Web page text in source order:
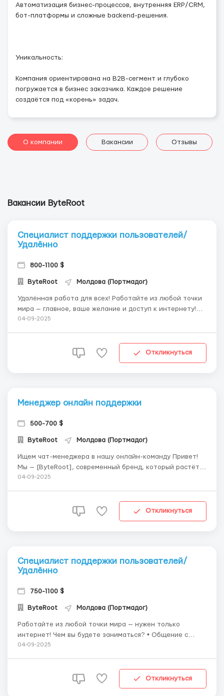
Автоматизация бизнес-процессов, внутренняя ERP/CRM,
бот-платформы и сложные backend-решения.
Уникальность:
Компания ориентирована на В2В-сегмент и глубоко
погружается в бизнес заказчика. Каждое решение
создаётся под «корень» задач.
О компании Вакансии Отзывы
Вакансии ByteRoot
Специалист поддержки пользователей/
Удалённо
800-1100 $
ByteRoot Молдова (Портмадог)
Удалённая работа для всех! Работайте из любой точки
мира — главное, ваше желание и доступ к интернету!
Опыт не требуется — всему обучим. Гибкий график и
-Стабильный интернет Усл...
04-09-2025
Откликнуться
Менеджер онлайн поддержки
500-700 $
ByteRoot Молдова (Портмадог)
Ищем чат-менеджера в нашу онлайн-команду Привет!
Мы — [ByteRoot], современный бренд, который растёт и
развивается. Сейчас мы в поиске классного человека,
писать, быстро отвечать и любишь помогать лю...
04-09-2025
Откликнуться
Специалист поддержки пользователей/
Удалённо
750-1100 $
ByteRoot Молдова (Портмадог)
Работайте из любой точки мира — нужен только
интернет! Чем вы будете заниматься? • Общение с
клиентами в мессенджерах Что получаете: • Работу из
04-09-2025
Откликнуться